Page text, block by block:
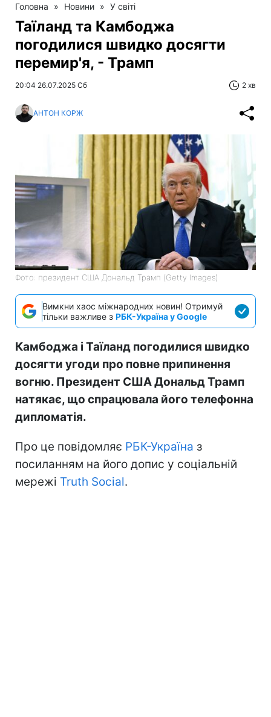
Головна » Новини » У світі
Таїланд та Камбоджа
погодилися швидко досягти
перемир'я, - Трамп
20:04 26.07.2025 Сб 2 хв
АНТОН КОРЖ
Фото: президент США Дональд Трамп (Getty Images)
Вимкни хаос міжнародних новин! Отримуй
тільки важливе з РБК-Україна у Google
Камбоджа і Таїланд погодилися швидко
досягти угоди про повне припинення
вогню. Президент США Дональд Трамп
натякає, що спрацювала його телефонна
дипломатія.
Про це повідомляє РБК-Україна з
посиланням на його допис у соціальній
мережі Truth Social.